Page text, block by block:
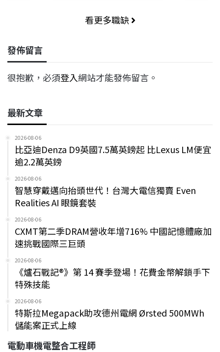
看更多職缺
發佈留言
很抱歉，必須登入網站才能發佈留言。
最新文章
2026-08-06
比亞迪Denza D9英國7.5萬英鎊起 比Lexus LM便宜
逾2.2萬英鎊
2026-08-06
智慧穿戴邁向抬頭世代！台灣大電信獨賣 Even
Realities AI 眼鏡套裝
2026-08-06
CXMT第二季DRAM營收年增716% 中國記憶體廠加
速挑戰國際三巨頭
2026-08-06
《爐石戰記®》第 14 賽季登場！花費金幣解鎖手下
特殊技能
2026-08-06
特斯拉Megapack助攻德州電網 Ørsted 500MWh
儲能案正式上線
電動車機電整合工程師